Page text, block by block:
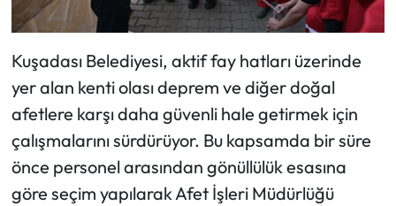
Kuşadası Belediyesi, aktif fay hatları üzerinde
yer alan kenti olası deprem ve diğer doğal
afetlere karşı daha güvenli hale getirmek için
çalışmalarını sürdürüyor. Bu kapsamda bir süre
önce personel arasından gönüllülük esasına
göre seçim yapılarak Afet İşleri Müdürlüğü